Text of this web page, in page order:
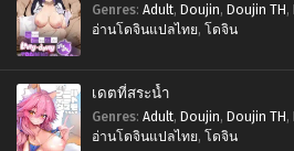
Genres: Adult, Doujin, Doujin TH ,
อ่านโดจินแปลไทย, โดจิน
เดตที่สระน้ำ
Genres: Adult, Doujin, Doujin TH ,
อ่านโดจินแปลไทย, โดจิน